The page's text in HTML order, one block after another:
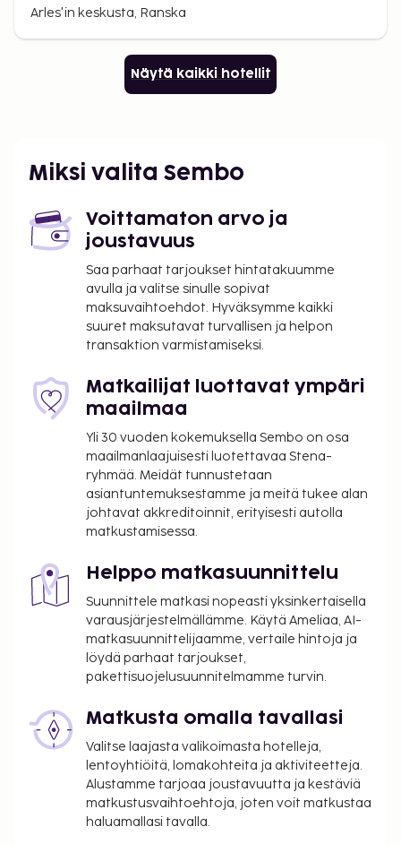
Arles'in keskusta, Ranska
Näytä kaikki hotellit
Miksi valita Sembo
Voittamaton arvo ja
joustavuus
Saa parhaat tarjoukset hintatakuumme
avulla ja valitse sinulle sopivat
maksuvaihtoehdot. Hyväksymme kaikki
suuret maksutavat turvallisen ja helpon
transaktion varmistamiseksi.
Matkailijat luottavat ympäri
maailmaa
Yli 30 vuoden kokemuksella Sembo on osa
maailmanlaajuisesti luotettavaa Stena-
ryhmää. Meidät tunnustetaan
asiantuntemuksestamme ja meitä tukee alan
johtavat akkreditoinnit, erityisesti autolla
matkustamisessa.
Helppo matkasuunnittelu
Suunnittele matkasi nopeasti yksinkertaisella
varausjärjestelmällämme. Käytä Ameliaa, AI-
matkasuunnittelijaamme, vertaile hintoja ja
löydä parhaat tarjoukset,
pakettisuojelusuunnitelmamme turvin.
Matkusta omalla tavallasi
Valitse laajasta valikoimasta hotelleja,
lentoyhtiöitä, lomakohteita ja aktiviteetteja.
Alustamme tarjoaa joustavuutta ja kestäviä
matkustusvaihtoehtoja, joten voit matkustaa
haluamallasi tavalla.